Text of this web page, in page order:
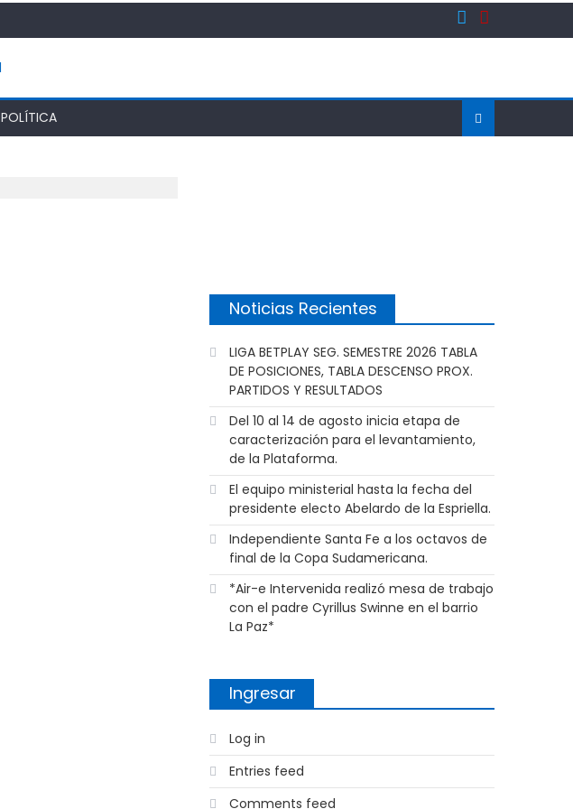
POLÍTICA
Noticias Recientes
LIGA BETPLAY SEG. SEMESTRE 2026 TABLA
DE POSICIONES, TABLA DESCENSO PROX.
PARTIDOS Y RESULTADOS
Del 10 al 14 de agosto inicia etapa de
caracterización para el levantamiento,
de la Plataforma.
El equipo ministerial hasta la fecha del
presidente electo Abelardo de la Espriella.
Independiente Santa Fe a los octavos de
final de la Copa Sudamericana.
*Air-e Intervenida realizó mesa de trabajo
con el padre Cyrillus Swinne en el barrio
La Paz*
Ingresar
Log in
Entries feed
Comments feed